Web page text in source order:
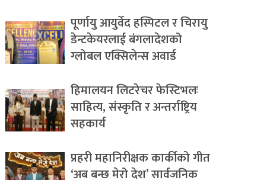
पूर्णायु आयुर्वेद हस्पिटल र चिरायु
डेन्टकेयरलाई बंगलादेशको
ग्लोबल एक्सिलेन्स अवार्ड
हिमालयन लिटरेचर फेस्टिभलः
साहित्य, संस्कृति र अन्तर्राष्ट्रिय
सहकार्य
प्रहरी महानिरीक्षक कार्कीको गीत
‘अब बन्छ मेरो देश’ सार्वजनिक